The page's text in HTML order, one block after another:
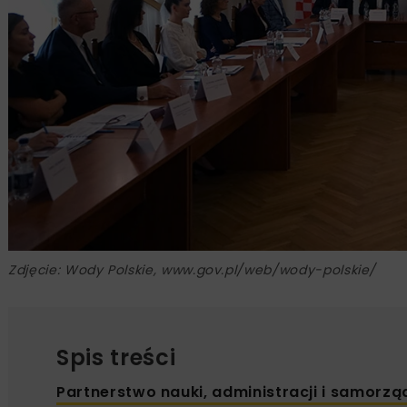
Zdjęcie: Wody Polskie, www.gov.pl/web/wody-polskie/
Spis treści
Partnerstwo nauki, administracji i